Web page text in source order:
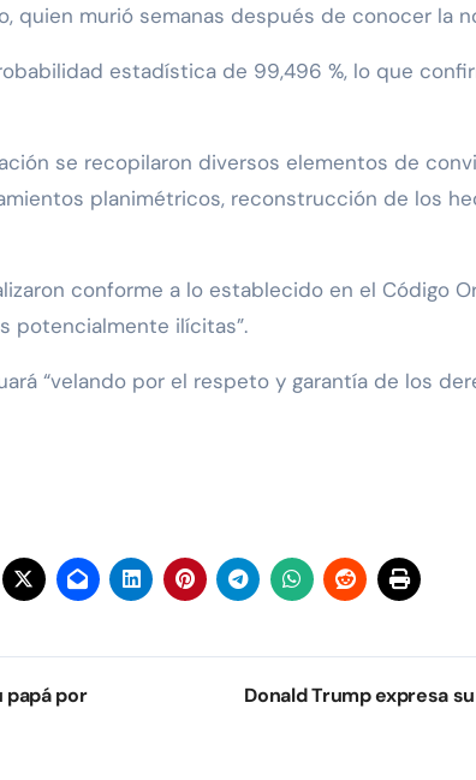
quien murió semanas después de conocer la
estadística de 99,496 %, lo que
se recopilaron diversos elementos de
planimétricos, reconstrucción de los
conforme a lo establecido en el Código
potencialmente ilícitas”.
“velando por el respeto y garantía de los
papá por
Donald Trump expresa